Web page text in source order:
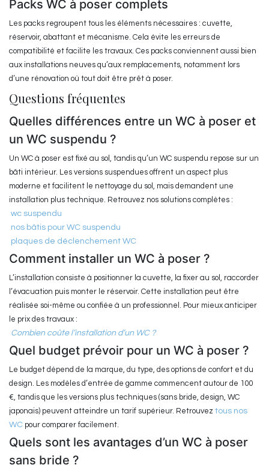
Packs WC à poser complets
Les packs regroupent tous les éléments nécessaires : cuvette,
réservoir, abattant et mécanisme. Cela évite les erreurs de
compatibilité et facilite les travaux. Ces packs conviennent aussi bien
aux installations neuves qu’aux remplacements, notamment lors
d’une rénovation où tout doit être prêt à poser.
Questions fréquentes
Quelles différences entre un WC à poser et
un WC suspendu ?
Un WC à poser est fixé au sol, tandis qu’un WC suspendu repose sur un
bâti intérieur. Les versions suspendues offrent un aspect plus
moderne et facilitent le nettoyage du sol, mais demandent une
installation plus technique. Retrouvez nos solutions complètes :
wc suspendu
nos bâtis pour WC suspendu
plaques de déclenchement WC
Comment installer un WC à poser ?
L’installation consiste à positionner la cuvette, la fixer au sol, raccorder
l’évacuation puis monter le réservoir. Cette installation peut être
réalisée soi-même ou confiée à un professionnel. Pour mieux anticiper
le prix des travaux :
Combien coûte l’installation d’un WC ?
Quel budget prévoir pour un WC à poser ?
Le budget dépend de la marque, du type, des options de confort et du
design. Les modèles d’entrée de gamme commencent autour de 100
€, tandis que les versions plus techniques (sans bride, design, WC
japonais) peuvent atteindre un tarif supérieur. Retrouvez tous nos
WC pour comparer facilement.
Quels sont les avantages d’un WC à poser
sans bride ?